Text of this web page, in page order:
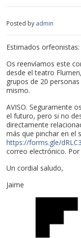
Posted by admin
Estimados orfeonistas:
Os reenvíamos este
desde el teatro
grupos de 20
mismo.
AVISO. Seguramente
el futuro, pero si no
directamente
más que pinchar en el
https://forms.gle/
correo electrónico. Por
Un cordial saludo,
Jaime